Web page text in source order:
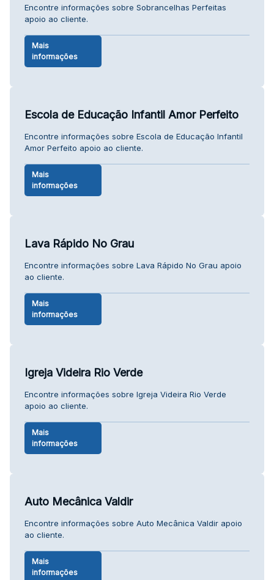
Encontre informações sobre Sobrancelhas Perfeitas
apoio ao cliente.
Mais
informações
Escola de Educação Infantil Amor Perfeito
Encontre informações sobre Escola de Educação Infantil
Amor Perfeito apoio ao cliente.
Mais
informações
Lava Rápido No Grau
Encontre informações sobre Lava Rápido No Grau apoio
ao cliente.
Mais
informações
Igreja Videira Rio Verde
Encontre informações sobre Igreja Videira Rio Verde
apoio ao cliente.
Mais
informações
Auto Mecânica Valdir
Encontre informações sobre Auto Mecânica Valdir apoio
ao cliente.
Mais
informações